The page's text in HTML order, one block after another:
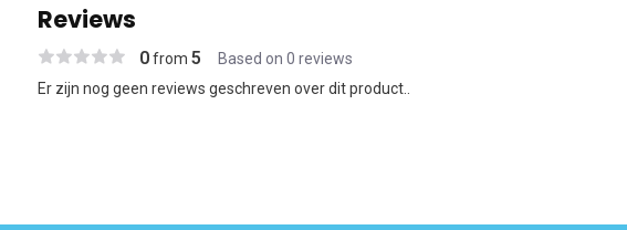
Reviews
0from 5 Based on 0 reviews
Er zijn nog geen reviews geschreven over dit product..